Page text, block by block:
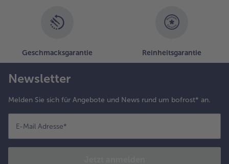
Geschmacksgarantie Reinheitsgarantie
Newsletter
Melden Sie sich für Angebote und News rund um bofrost* an.
E-Mail Adresse*